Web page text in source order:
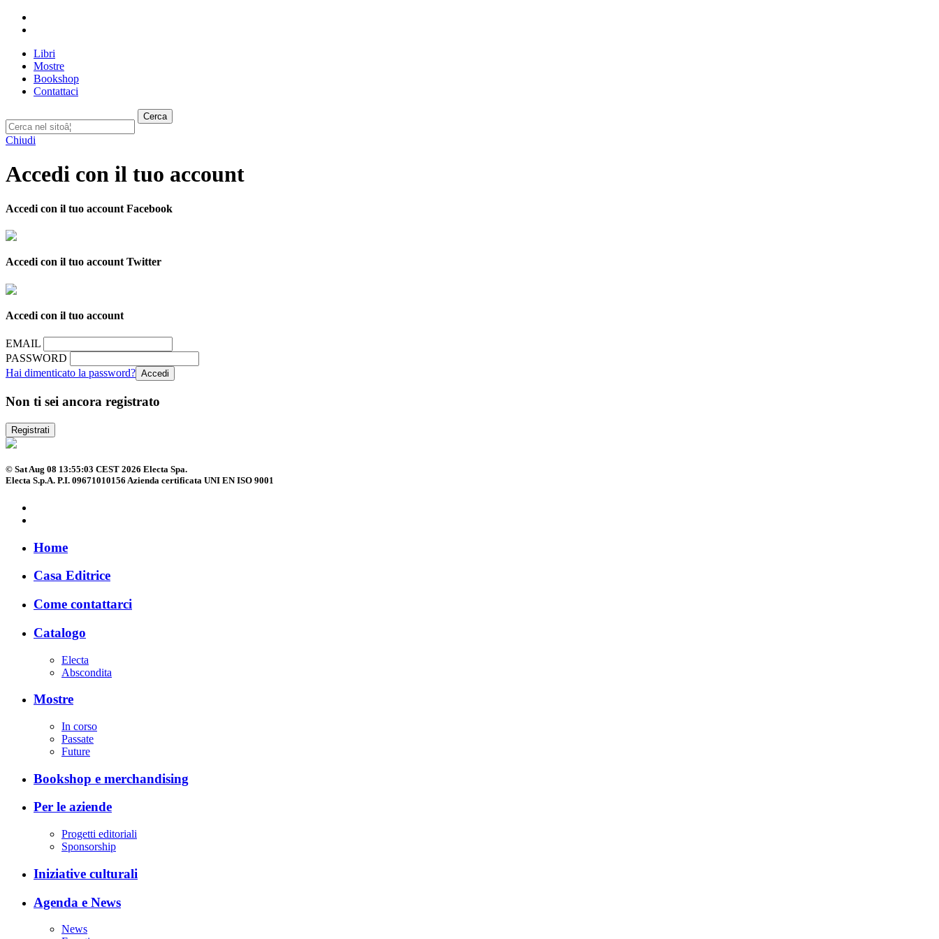
Libri
Mostre
Bookshop
Contattaci
Cerca
Chiudi
Accedi con il tuo account
Accedi con il tuo account Facebook
Accedi con il tuo account Twitter
Accedi con il tuo account
EMAIL
PASSWORD
Hai dimenticato la password?
Non ti sei ancora registrato
Registrati
© Sat Aug 08 13:55:03 CEST 2026 Electa Spa.
Electa S.p.A. P.I. 09671010156 Azienda certificata UNI EN ISO 9001
Home
Casa Editrice
Come contattarci
Catalogo
Electa
Abscondita
Mostre
In corso
Passate
Future
Bookshop e merchandising
Per le aziende
Progetti editoriali
Sponsorship
Iniziative culturali
Agenda e News
News